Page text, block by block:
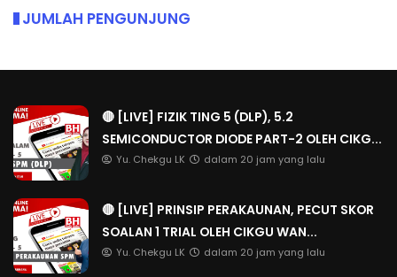
JUMLAH PENGUNJUNG
🔴 [LIVE] FIZIK TING 5 (DLP), 5.2
SEMICONDUCTOR DIODE PART-2 OLEH CIKG...
Yu. Chekgu LK dalam 20 jam yang lalu
🔴 [LIVE] PRINSIP PERAKAUNAN, PECUT SKOR
SOALAN 1 TRIAL OLEH CIKGU WAN...
Yu. Chekgu LK dalam 20 jam yang lalu